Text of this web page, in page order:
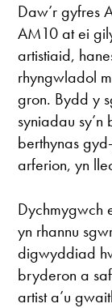
Daw’r gyfres
AM10 at ei
artistiaid,
rhyngwladol
gron. Bydd y
syniadau
berthynas
arferion, yn
Dychmygwch
yn rhannu
digwyddiad
bryderon a
artist a’u